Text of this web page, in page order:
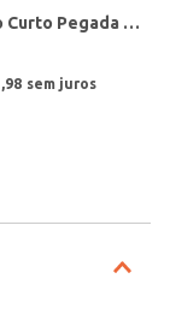
Bota Cano Curto Pegada Feminina MARROM
98